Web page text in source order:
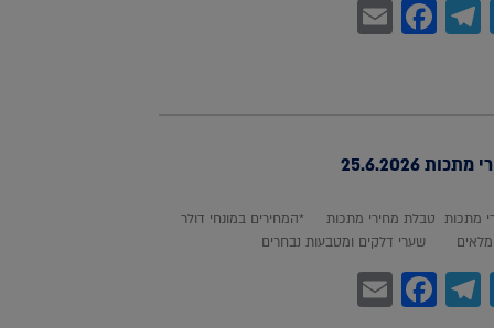
Twitter
Telegram
Facebook
Email
25.6.2026
מתכות טבלת מחירי מתכות *המחירים במונחי דולר
שערי דלקים ומטבעות נבחרים
Twitter
Telegram
Facebook
Email